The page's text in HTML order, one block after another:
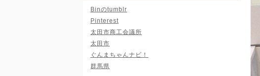
Binのtumblr
Pinterest
太田市商工会議所
太田市
ぐんまちゃんナビ！
群馬県